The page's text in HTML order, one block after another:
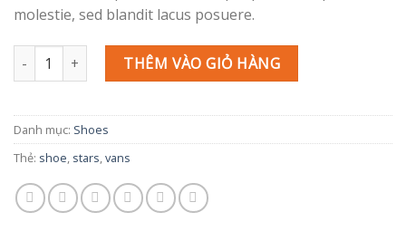
molestie, sed blandit lacus posuere.
U Era VANS số lượngTHÊM VÀO GIỎ HÀNG
Danh mục: Shoes
Thẻ: shoe, stars,vans